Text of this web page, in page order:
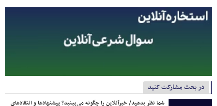
در بحث مشارکت کنید
شما نظر بدهید/ خبرآنلاین را چگونه می‌بینید؟ پیشنهادها و انتقادهای